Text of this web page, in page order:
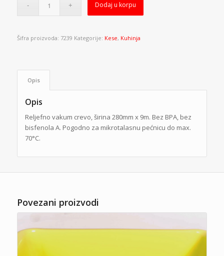
Dodaj u korpu
Šifra proizvoda: 7239 Kategorije: Kese, Kuhinja
Opis
Opis
Reljefno vakum crevo, širina 280mm x 9m. Bez BPA, bez
bisfenola A. Pogodno za mikrotalasnu pećnicu do max.
70°C.
Povezani proizvodi